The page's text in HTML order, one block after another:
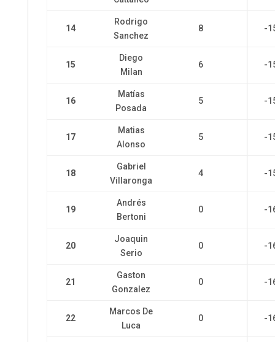
14
Rodrigo
Sanchez
8 -
15
Diego
Milan
6 -
16
Matías
Posada
5 -
17
Matias
Alonso
5 -
18
Gabriel
Villaronga
4 -
19
Andrés
Bertoni
0 -
20
Joaquin
Serio
0 -
21
Gaston
Gonzalez
0 -
22
Marcos De
Luca
0 -